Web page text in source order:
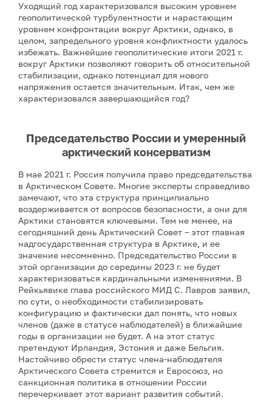
Уходящий год характеризовался высоким уровнем
геополитической турбулентности и нарастающим
уровнем конфронтации вокруг Арктики, однако, в
целом, запредельного уровня конфликтности удалось
избежать. Важнейшие геополитические итоги 2021 г.
вокруг Арктики позволяют говорить об относительной
стабилизации, однако потенциал для нового
напряжения остается значительным. Итак, чем же
характеризовался завершающийся год?
Председательство России и умеренный
арктический консерватизм
В мае 2021 г. Россия получила право председательства
в Арктическом Совете. Многие эксперты справедливо
замечают, что эта структура принципиально
воздерживается от вопросов безопасности, а они для
Арктики становятся ключевыми. Тем не менее, на
сегодняшний день Арктический Совет – этот главная
надгосударственная структура в Арктике, и ее
значение несомненно. Председательство России в
этой организации до середины 2023 г. не будет
характеризоваться кардинальными изменениями. В
Рейкьявике глава российского МИД С. Лавров заявил,
по сути, о необходимости стабилизировать
конфигурацию и фактически дал понять, что новых
членов (даже в статусе наблюдателей) в ближайшие
годы в организации не будет. А на этот статус
претендуют Ирландия, Эстония и даже Бельгия.
Настойчиво обрести статус члена-наблюдателя
Арктического Совета стремится и Евросоюз, но
санкционная политика в отношении России
перечеркивает этот вариант развития событий.